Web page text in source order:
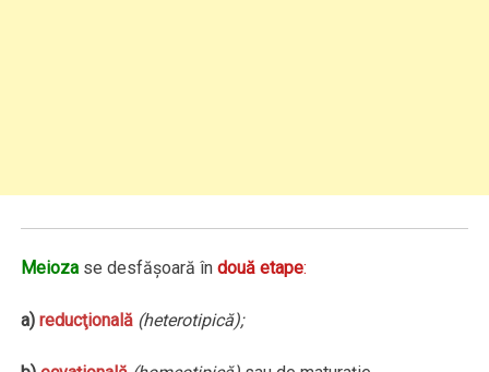
Meioza se desfăşoară îndouă etape:
a)reducţională (heterotipică);